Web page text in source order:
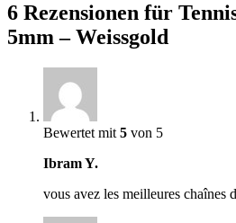
6 Rezensionen für
5mm – Weissgold
Bewertet mit 5 von 5
Ibram Y.
vous avez les meilleures chaînes